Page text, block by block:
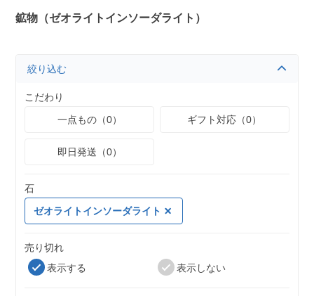
鉱物（ゼオライトインソーダライト）
絞り込む
こだわり
一点もの（0）
ギフト対応（0）
即日発送（0）
石
ゼオライトインソーダライト
売り切れ
表示する
表示しない